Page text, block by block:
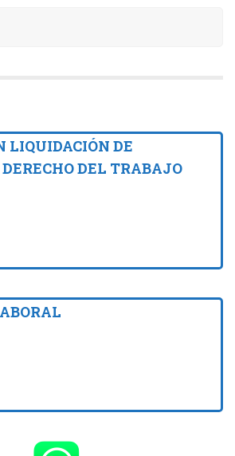
LIQUIDACIÓN DE
DEL TRABAJO